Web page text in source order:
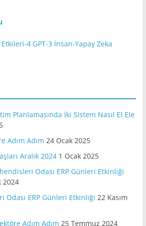
4 GPT-3 İnsan-Yapay Zeka
Planlamasında İki Sistem Nasıl El Ele
Adım Adım 24 Ocak 2025
Aralık 2024 1 Ocak 2025
Odası ERP Günleri Etkinliği
2024
Odası ERP Günleri Etkinliği 22 Kasım
Adım Adım 25 Temmuz 2024